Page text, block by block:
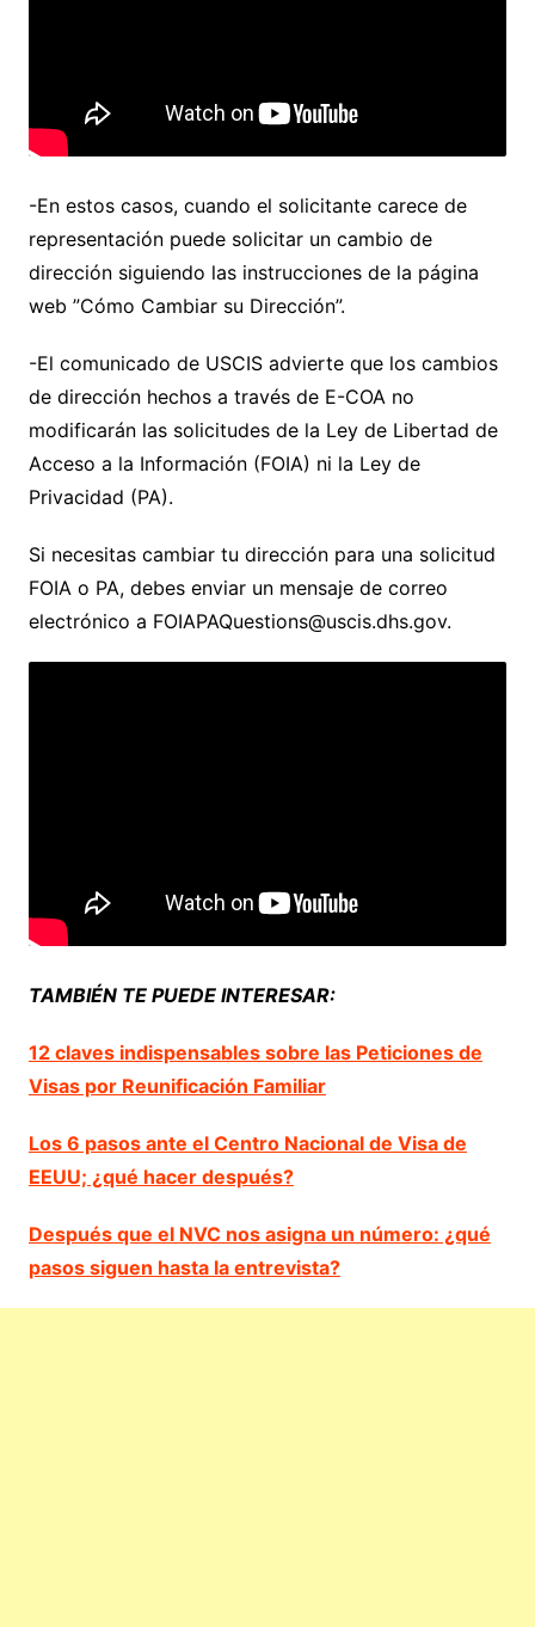
-En estos casos, cuando el solicitante carece de
representación puede solicitar un cambio de
dirección siguiendo las instrucciones de la página
web ”Cómo Cambiar su Dirección”.
-El comunicado de USCIS advierte que los cambios
de dirección hechos a través de E-COA no
modificarán las solicitudes de la Ley de Libertad de
Acceso a la Información (FOIA) ni la Ley de
Privacidad (PA).
Si necesitas cambiar tu dirección para una solicitud
FOIA o PA, debes enviar un mensaje de correo
electrónico a FOIAPAQuestions@uscis.dhs.gov.
TAMBIÉN TE PUEDE INTERESAR:
12 claves indispensables sobre las Peticiones de
Visas por Reunificación Familiar
Los 6 pasos ante el Centro Nacional de Visa de
EEUU; ¿qué hacer después?
Después que el NVC nos asigna un número: ¿qué
pasos siguen hasta la entrevista?